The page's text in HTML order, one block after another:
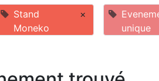
Stand
Moneko
×
unique